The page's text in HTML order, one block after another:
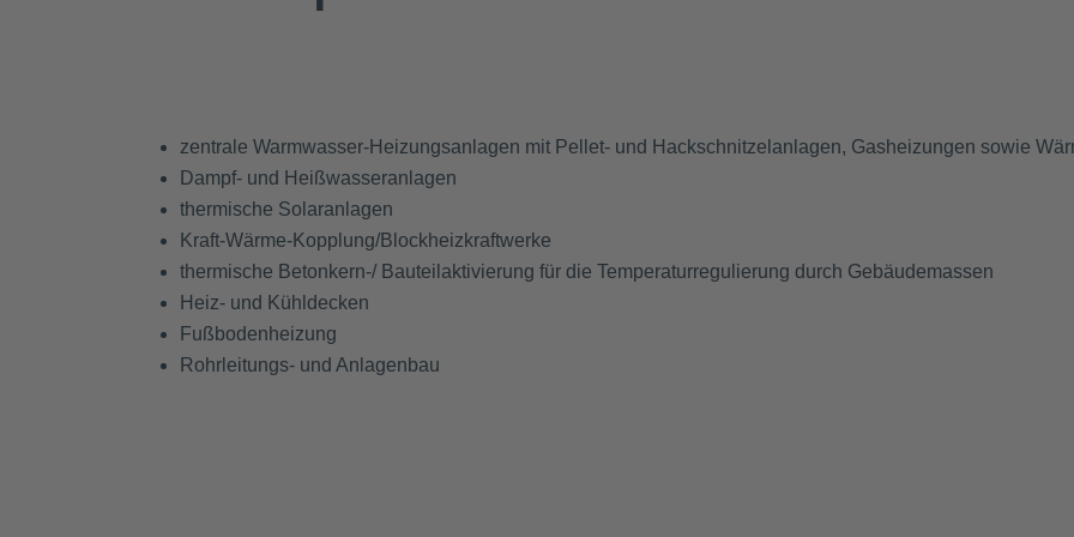
zentrale Warmwasser-Heizungsanlagen mit Pellet- und Hackschnitzelanlagen, Gasheizungen sowie
Dampf- und Heißwasseranlagen
thermische Solaranlagen
Kraft-Wärme-Kopplung/Blockheizkraftwerke
thermische Betonkern-/ Bauteilaktivierung für die Temperaturregulierung durch Gebäudemassen
Heiz- und Kühldecken
Fußbodenheizung
Rohrleitungs- und Anlagenbau